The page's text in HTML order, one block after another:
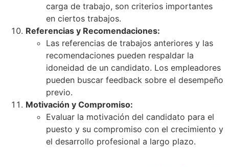
carga de trabajo, son criterios importantes
en ciertos trabajos.
Referencias y Recomendaciones:
Las referencias de trabajos anteriores y las
recomendaciones pueden respaldar la
idoneidad de un candidato. Los empleadores
pueden buscar feedback sobre el desempeño
previo.
Motivación y Compromiso:
Evaluar la motivación del candidato para el
puesto y su compromiso con el crecimiento y
el desarrollo profesional a largo plazo.